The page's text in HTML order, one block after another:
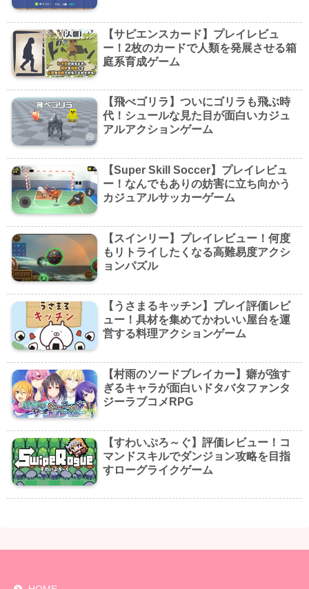
【サピエンスカード】プレイレビュ
ー！2枚のカードで人類を発展させる箱
庭系育成ゲーム
【飛べゴリラ】ついにゴリラも飛ぶ時
代！シュールな見た目が面白いカジュ
アルアクションゲーム
【Super Skill Soccer】プレイレビュ
ー！なんでもありの妨害に立ち向かう
カジュアルサッカーゲーム
【スインリー】プレイレビュー！何度
もリトライしたくなる高難易度アクシ
ョンパズル
【うさまるキッチン】プレイ評価レビ
ュー！具材を集めてかわいい屋台を運
営する料理アクションゲーム
【村雨のソードブレイカー】癖が強す
ぎるキャラが面白いドタバタファンタ
ジーラブコメRPG
【すわいぷろ～ぐ】評価レビュー！コ
マンドスキルでダンジョン攻略を目指
すローグライクゲーム